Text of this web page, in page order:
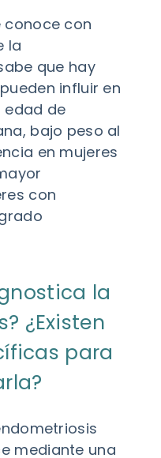
conoce con
la
que hay
influir en
edad de
bajo peso al
en mujeres
con
la
¿Existen
para
mediante una